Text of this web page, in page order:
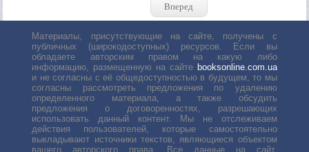
Вперед
Материалы, присутствующие на сайте, получены с
публичных (широкодоступных) ресурсов. Если вы
обладаете авторским правом на какую либо
информацию, размещенную на сайте booksonline.com.ua
и не согласны с её общедоступностью в будущем, то мы
согласны рассмотреть предложения по удалению
определенного материала, а также обсудить
предложения о договоренностях, разрешающих
использовать данный контент. Мы не отслеживаем
действия пользователей, которые самостоятельно
выкладывают источники текстов, являющиеся объектом
вашего авторского права. Все данные на сайт,